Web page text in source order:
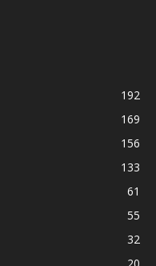
192
169
156
133
61
55
32